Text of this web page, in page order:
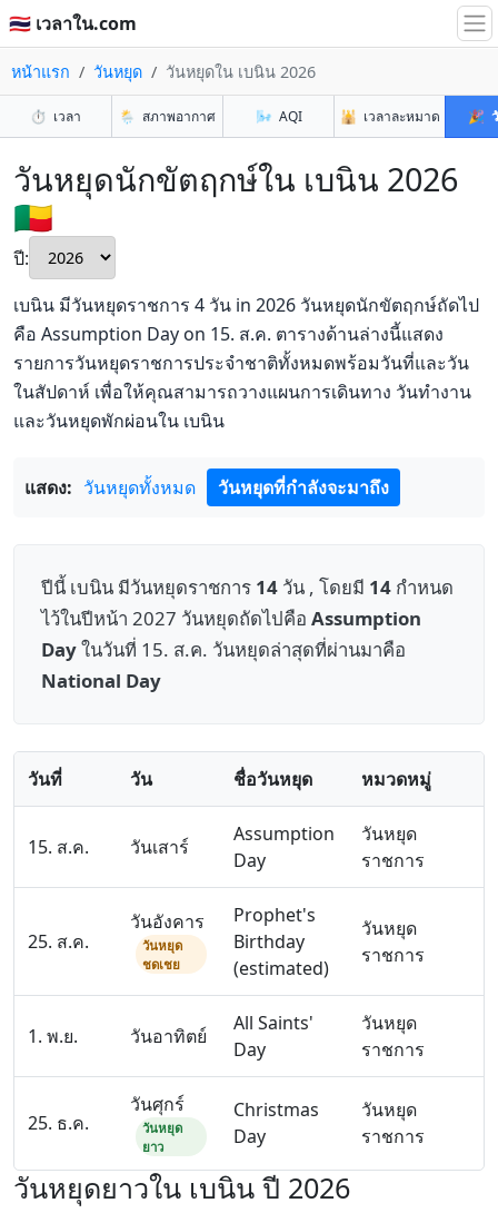
🇹🇭 เวลาใน.com
หน้าแรก วันหยุด วันหยุดใน เบนิน 2026
⏱️ เวลา 🌦️ สภาพอากาศ 🌬️ AQI 🕌 เวลาละหมาด 🎉
วันหยุดนักขัตฤกษ์ใน เบนิน 2026
🇧🇯
ปี:
เบนิน มีวันหยุดราชการ 4 วัน in 2026 วันหยุดนักขัตฤกษ์ถัดไป
คือ Assumption Day on 15. ส.ค. ตารางด้านล่างนี้แสดง
รายการวันหยุดราชการประจำชาติทั้งหมดพร้อมวันที่และวัน
ในสัปดาห์ เพื่อให้คุณสามารถวางแผนการเดินทาง วันทำงาน
และวันหยุดพักผ่อนใน เบนิน
แสดง: วันหยุดทั้งหมด วันหยุดที่กำลังจะมาถึง
ปีนี้ เบนิน มีวันหยุดราชการ 14 วัน , โดยมี 14 กำหนด
ไว้ในปีหน้า 2027 วันหยุดถัดไปคือ Assumption
Dayในวันที่ 15. ส.ค. วันหยุดล่าสุดที่ผ่านมาคือ
National Day
วันที่ วัน ชื่อวันหยุด หมวดหมู่
15. ส.ค. วันเสาร์
Assumption
Day
วันหยุด
ราชการ
25. ส.ค.
วันอังคาร
วันหยุด
ชดเชย
Prophet's
Birthday
(estimated)
วันหยุด
ราชการ
1. พ.ย. วันอาทิตย์
All Saints'
Day
วันหยุด
ราชการ
25. ธ.ค.
วันศุกร์
วันหยุด
ยาว
Christmas
Day
วันหยุด
ราชการ
วันหยุดยาวใน เบนิน ปี 2026